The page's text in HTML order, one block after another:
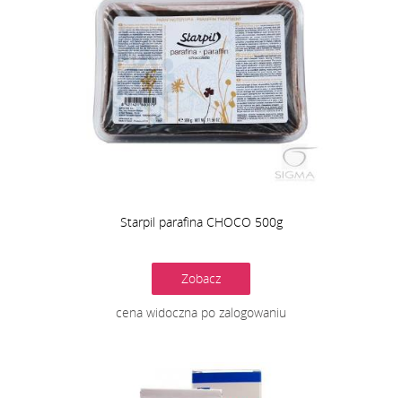
Starpil parafina CHOCO 500g
Zobacz
cena widoczna po zalogowaniu